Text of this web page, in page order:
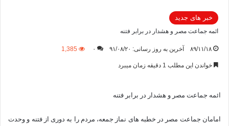
خبر های جدید
ائمه جماعت مصر و هشدار در برابر فتنه
۸۹/۱۱/۱۸ آخرین به روز رسانی: ۹۱/۰۸/۲۰ ۰ 1,385
خواندن این مطلب 1 دقیقه زمان میبرد
ائمه جماعت مصر و هشدار در برابر فتنه
امامان جماعت مصر در خطبه های نماز جمعه، مردم را به دوری از فتنه و وحدت